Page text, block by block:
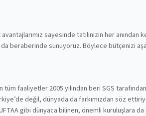
sayesinde tatilinizin her anından
da beraberinde sunuyoruz. Böylece bütçenizi
faaliyetler 2005 yılından beri SGS
değil, dünyada da farkımızdan söz
gibi dünyaca bilinen, önemli kuruluşlara